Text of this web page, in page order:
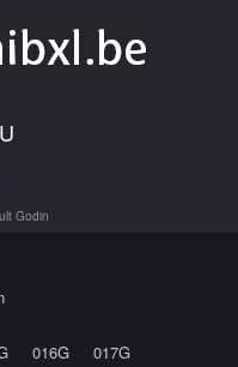
Godin
016G
017G